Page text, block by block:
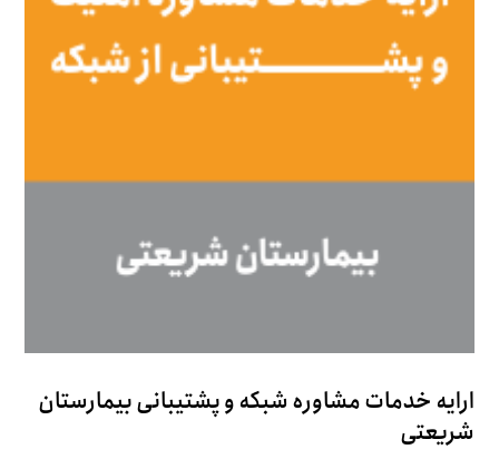
ارایه خدمات مشاوره شبکه و پشتیبانی بیمارستان
شریعتی